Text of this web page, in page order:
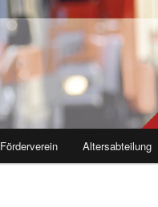
Förderverein Altersabteilung